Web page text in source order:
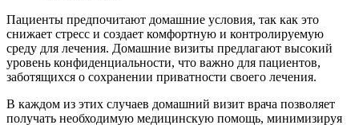
Пациенты предпочитают домашние условия, так как это
снижает стресс и создает комфортную и контролируемую
среду для лечения. Домашние визиты предлагают высокий
уровень конфиденциальности, что важно для пациентов,
заботящихся о сохранении приватности своего лечения.
В каждом из этих случаев домашний визит врача позволяет
получать необходимую медицинскую помощь, минимизируя